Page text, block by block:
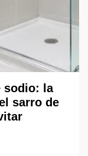
sodio: la
sarro de